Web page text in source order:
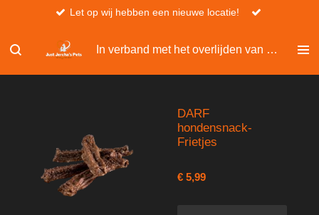
naar
hoofdinhoud
In verband met het overlijden van Christel, kan er niet besteld worden via de website.
Let op wij hebben een nieuwe locatie!
DARF
hondensnack-
Frietjes
€ 5,99